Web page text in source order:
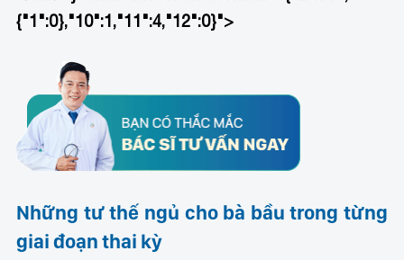
{"1":0},"10":1,"11":4,"12":0}">
Những tư thế ngủ cho bà bầu trong từng
giai đoạn thai kỳ